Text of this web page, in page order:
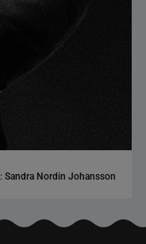
Sandra Nordin Johansson